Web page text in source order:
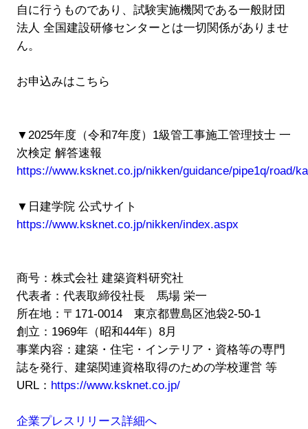
自に行うものであり、試験実施機関である一般財団
法人 全国建設研修センターとは一切関係がありませ
ん。
お申込みはこちら
▼2025年度（令和7年度）1級管工事施工管理技士 一
次検定 解答速報
https://www.ksknet.co.jp/nikken/guidance/pipe1q/road/
▼日建学院 公式サイト
https://www.ksknet.co.jp/nikken/index.aspx
商号：株式会社 建築資料研究社
代表者：代表取締役社長 馬場 栄一
所在地：〒171-0014 東京都豊島区池袋2-50-1
創立：1969年（昭和44年）8月
事業内容：建築・住宅・インテリア・資格等の専門
誌を発行、建築関連資格取得のための学校運営 等
URL： https://www.ksknet.co.jp/
企業プレスリリース詳細へ